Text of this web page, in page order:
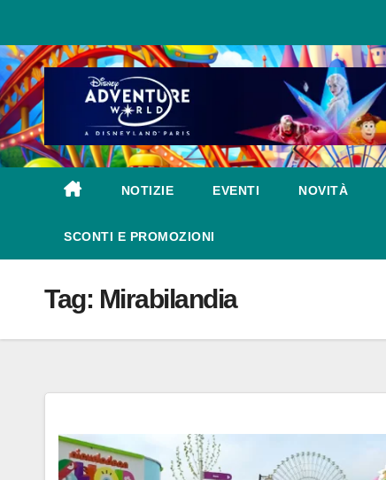
al
contenuto
NOTIZIE EVENTI NOVITÀ
SCONTI E PROMOZIONI
Tag: Mirabilandia